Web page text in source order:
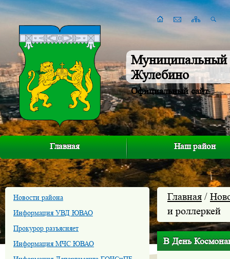
Муниципальный
Жулебино
Официальный сайт
Главная Наш район
Новости района
Информация УВД ЮВАО
Прокурор разъясняет
Информация МЧС ЮВАО
Главная /
и роллеркей
В День